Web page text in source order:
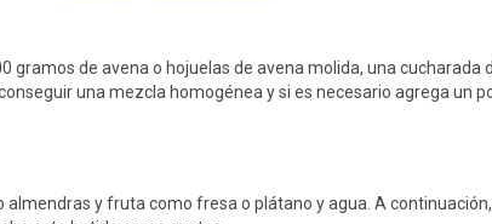
de avena o hojuelas de avena molida, una cucharada
una mezcla homogénea y si es necesario agrega un
y fruta como fresa o plátano y agua. A